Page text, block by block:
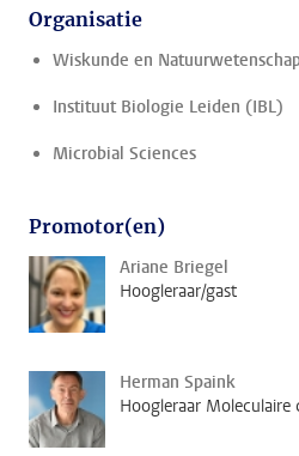
Organisatie
Wiskunde en
Instituut Biologie Leiden (IBL)
Microbial Sciences
Promotor(en)
Ariane Briegel
Hoogleraar/gast
Herman Spaink
Hoogleraar Moleculaire